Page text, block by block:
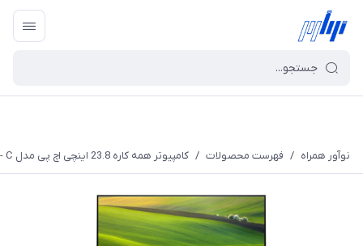
نوآور همراه / فهرست محصولات / کامپیوتر همه کاره 23.8 اینچی اچ پی مدل Pavilion 24 K0154nh - C